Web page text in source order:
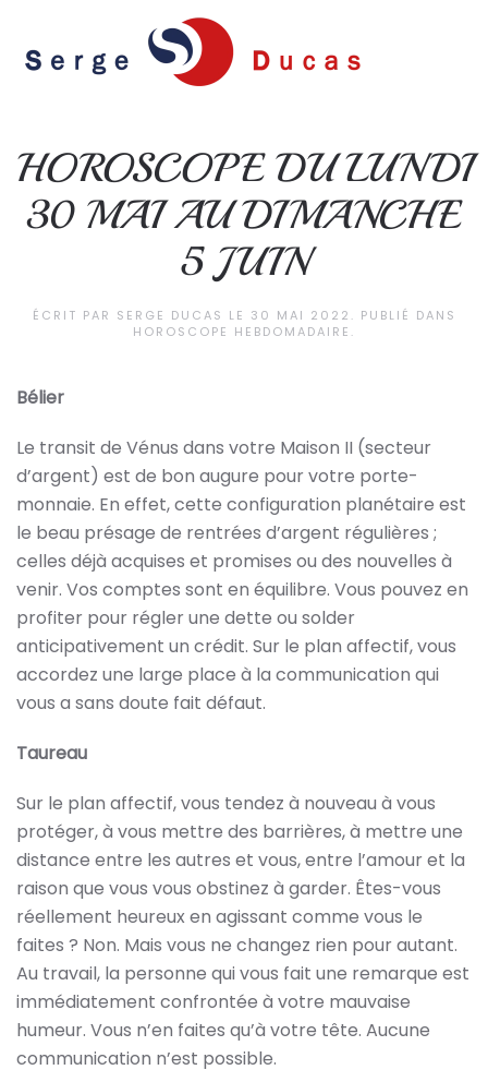
Skip to main content
HOROSCOPE DU LUNDI
30 MAI AU DIMANCHE
5 JUIN
ÉCRIT PAR SERGE DUCAS LE 30 MAI 2022 . PUBLIÉ DANS
HOROSCOPE HEBDOMADAIRE .
Bélier
Le transit de Vénus dans votre Maison II (secteur
d’argent) est de bon augure pour votre porte-
monnaie. En effet, cette configuration planétaire est
le beau présage de rentrées d’argent régulières ;
celles déjà acquises et promises ou des nouvelles à
venir. Vos comptes sont en équilibre. Vous pouvez en
profiter pour régler une dette ou solder
anticipativement un crédit. Sur le plan affectif, vous
accordez une large place à la communication qui
vous a sans doute fait défaut.
Taureau
Sur le plan affectif, vous tendez à nouveau à vous
protéger, à vous mettre des barrières, à mettre une
distance entre les autres et vous, entre l’amour et la
raison que vous vous obstinez à garder. Êtes-vous
réellement heureux en agissant comme vous le
faites ? Non. Mais vous ne changez rien pour autant.
Au travail, la personne qui vous fait une remarque est
immédiatement confrontée à votre mauvaise
humeur. Vous n’en faites qu’à votre tête. Aucune
communication n’est possible.